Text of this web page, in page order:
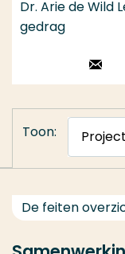
Dr. Arie de Wild
gedrag
Toon:
De feiten